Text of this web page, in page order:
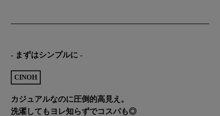
- まずはシンプルに -
CINOH
カジュアルなのに圧倒的高見え。
洗濯してもヨレ知らずでコスパも◎